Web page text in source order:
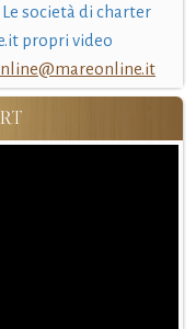
società di charter
propri video